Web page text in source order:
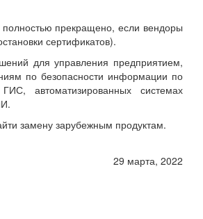
прекращено, если вендоры
сертификатов).
для управления предприятием,
по безопасности информации по
автоматизированных системах
замену зарубежным продуктам.
29 марта, 2022